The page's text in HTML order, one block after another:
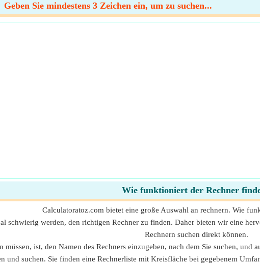
Geben Sie mindestens 3 Zeichen ein, um zu suchen...
Wie funktioniert der Rechner
Calculatoratoz.com bietet eine große Auswahl an rechnern. Wie
schwierig werden, den richtigen Rechner zu finden. Daher bieten wir eine
Rechnern suchen direkt können.
müssen, ist, den Namen des Rechners einzugeben, nach dem Sie suchen,
und suchen. Sie finden eine Rechnerliste mit Kreisfläche bei gegebenem